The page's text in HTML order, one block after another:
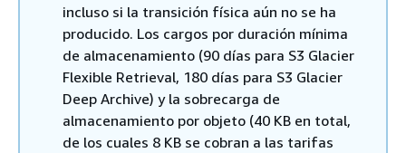
incluso si la transición física aún no se ha
producido. Los cargos por duración mínima
de almacenamiento (90 días para S3 Glacier
Flexible Retrieval, 180 días para S3 Glacier
Deep Archive) y la sobrecarga de
almacenamiento por objeto (40 KB en total,
de los cuales 8 KB se cobran a las tarifas